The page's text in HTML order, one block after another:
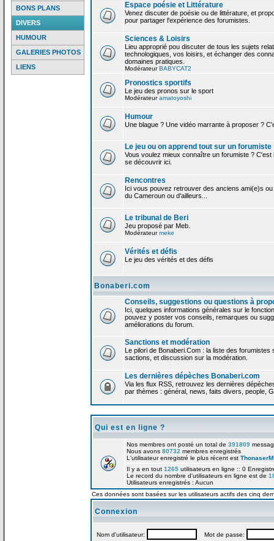
BONS PLANS
DIVERS
HUMOUR
GALERIES PHOTOS
LIENS
Espace poésie et Littérature
Venez discuter de poésie ou de littérature, et
pour partager l'expérience des forumistes.
Sciences & Loisirs
Lieu approprié pou discuter de tous les sujets
technologiques, vos loisirs, et échanger des
domaines pratiques.
ModérateurBABYCAT2
Pronostics sportifs
Le jeu des pronos sur le sport
Modérateuramatoyoshi
Humour
Une blague ? Une vidéo marrante à proposer ?
Le jeu ou on apprend tout sur un forumiste
Vous voulez mieux connaître un forumiste ? C'est
se découvrir ici.
Rencontres
Ici vous pouvez retrouver des anciens ami(e)s
du Cameroun ou d'ailleurs...
Le tribunal de Beri
Jeu proposé par Meb.
Modérateurmeke
Vérités et défis
Le jeu des vérités et des défis
Bonaberi.com
Conseils, suggestions ou questions à
Ici, quelques informations générales sur le
pouvez y poster vos conseils, remarques ou
améliorations du forum.
Sanctions et modération
Le pilori de Bonaberi.Com : la liste des
sactions, et discussion sur la modération.
Les dernières dépèches Bonaberi.com
Via les flux RSS, retrouvez les dernières
par thèmes : général, news, faits divers, people,
Qui est en ligne ?
Nos membres ont posté un total de 391809
Nous avons 80732 membres enregistrés
L'utilisateur enregistré le plus récent est
Il y a en tout 1265 utilisateurs en ligne :: 0
Le record du nombre d'utilisateurs en ligne est de
Utilisateurs enregistrés : Aucun
Ces données sont basées sur les utilisateurs actifs des cinq
Connexion
Nom d'utilisateur: Mot de passe: